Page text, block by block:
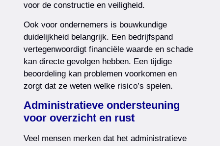
voor de constructie en veiligheid.
Ook voor ondernemers is bouwkundige
duidelijkheid belangrijk. Een bedrijfspand
vertegenwoordigt financiële waarde en schade
kan directe gevolgen hebben. Een tijdige
beoordeling kan problemen voorkomen en
zorgt dat ze weten welke risico’s spelen.
Administratieve ondersteuning
voor overzicht en rust
Veel mensen merken dat het administratieve